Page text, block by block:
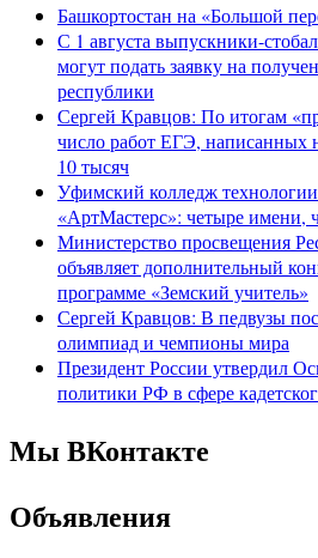
Башкортостан на «Большой
С 1 августа выпускники-
могут подать заявку на
республики
Сергей Кравцов: По итогам
число работ ЕГЭ, написанных
10 тысяч
Уфимский колледж
«АртМастерс»: четыре имени,
Министерство просвещения
объявляет дополнительный
программе «Земский учитель»
Сергей Кравцов: В педвузы
олимпиад и чемпионы мира
Президент России утвердил
политики РФ в сфере
Мы ВКонтакте
Объявления